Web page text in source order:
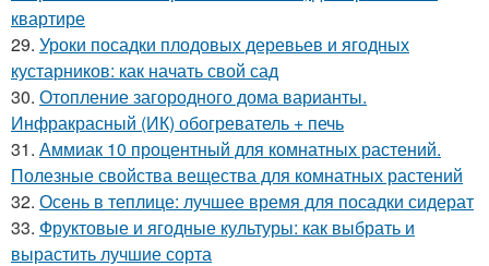
квартире
29. Уроки посадки плодовых деревьев и ягодных
кустарников: как начать свой сад
30. Отопление загородного дома варианты.
Инфракрасный (ИК) обогреватель + печь
31. Аммиак 10 процентный для комнатных растений.
Полезные свойства вещества для комнатных растений
32. Осень в теплице: лучшее время для посадки сидерат
33. Фруктовые и ягодные культуры: как выбрать и
вырастить лучшие сорта